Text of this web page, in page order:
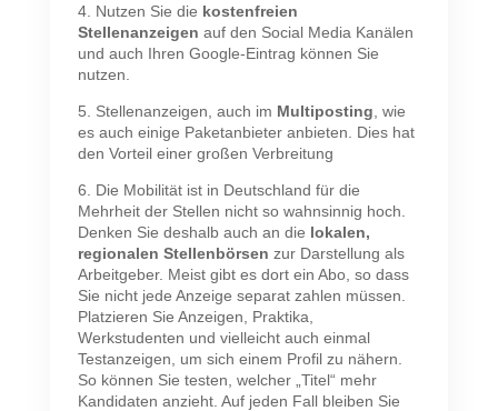
4. Nutzen Sie die kostenfreien
Stellenanzeigen auf den Social Media Kanälen
und auch Ihren Google-Eintrag können Sie
nutzen.
5. Stellenanzeigen, auch im Multiposting , wie
es auch einige Paketanbieter anbieten. Dies hat
den Vorteil einer großen Verbreitung
6. Die Mobilität ist in Deutschland für die
Mehrheit der Stellen nicht so wahnsinnig hoch.
Denken Sie deshalb auch an die lokalen,
regionalen Stellenbörsen zur Darstellung als
Arbeitgeber. Meist gibt es dort ein Abo, so dass
Sie nicht jede Anzeige separat zahlen müssen.
Platzieren Sie Anzeigen, Praktika,
Werkstudenten und vielleicht auch einmal
Testanzeigen, um sich einem Profil zu nähern.
So können Sie testen, welcher „Titel“ mehr
Kandidaten anzieht. Auf jeden Fall bleiben Sie